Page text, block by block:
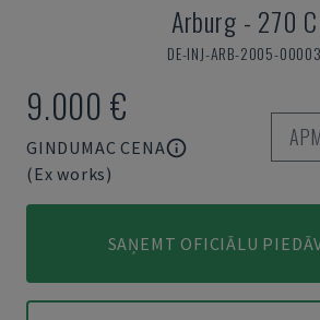
Arburg - 270 C
DE-INJ-ARB-2005-00003
9.000 €
GINDUMAC CENA
(Ex works)
SAŅEMT OFICIĀLU